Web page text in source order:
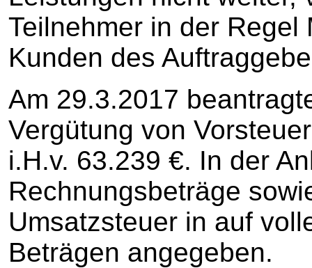
Teilnehmer in der
Kunden des
Am 29.3.2017
Vergütung von
i.H.v. 63.239 €. In der
Rechnungsbeträge
Umsatzsteuer in auf
Beträgen angegeben.